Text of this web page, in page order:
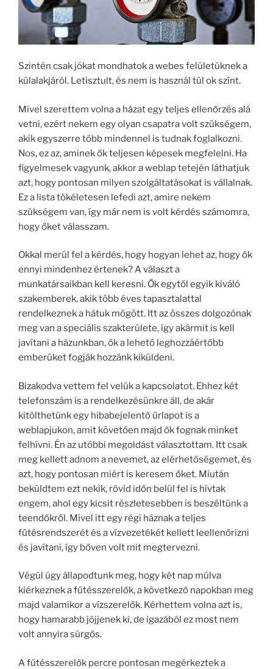
Szintén csak jókat mondhatok a webes felületüknek a
külalakjáról. Letisztult, és nem is használ túl ok színt.
Mivel szerettem volna a házat egy teljes ellenőrzés alá
vetni, ezért nekem egy olyan csapatra volt szükségem,
akik egyszerre több mindennel is tudnak foglalkozni.
Nos, ez az, aminek ők teljesen képesek megfelelni. Ha
figyelmesek vagyunk, akkor a weblap tetején láthatjuk
azt, hogy pontosan milyen szolgáltatásokat is vállalnak.
Ez a lista tökéletesen lefedi azt, amire nekem
szükségem van, így már nem is volt kérdés számomra,
hogy őket válasszam.
Okkal merül fel a kérdés, hogy hogyan lehet az, hogy ők
ennyi mindenhez értenek? A választ a
munkatársaikban kell keresni. Ők egytől egyik kiváló
szakemberek, akik több éves tapasztalattal
rendelkeznek a hátuk mögött. Itt az összes dolgozónak
meg van a speciális szakterülete, így akármit is kell
javítani a házunkban, ők a lehető leghozzáértőbb
emberüket fogják hozzánk kiküldeni.
Bizakodva vettem fel velük a kapcsolatot. Ehhez két
telefonszám is a rendelkezésünkre áll, de akár
kitölthetünk egy hibabejelentő űrlapot is a
weblapjukon, amit követően majd ők fognak minket
felhívni. Én az utóbbi megoldást választottam. Itt csak
meg kellett adnom a nevemet, az elérhetőségemet, és
azt, hogy pontosan miért is keresem őket. Miután
beküldtem ezt nekik, rövid időn belül fel is hívtak
engem, ahol egy kicsit részletesebben is beszéltünk a
teendőkről. Mivel itt egy régi háznak a teljes
fűtésrendszerét és a vízvezetékét kellett leellenőrizni
és javítani, így bőven volt mit megtervezni.
Végül úgy állapodtunk meg, hogy két nap múlva
kiérkeznek a fűtésszerelők, a következő napokban meg
majd valamikor a vízszerelők. Kérhettem volna azt is,
hogy hamarabb jöjjenek ki, de igazából ez most nem
volt annyira sürgős.
A fűtésszerelők percre pontosan megérkeztek a